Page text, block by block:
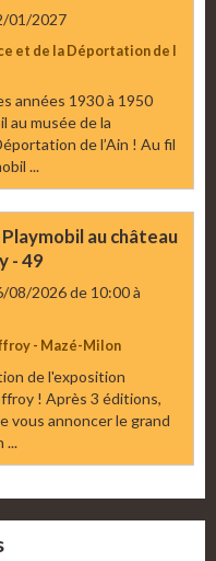
01/2027
et de la Déportation de l
années 1930 à 1950
au musée de la
de l’Ain ! Au fil
...
au château
- 49
08/2026de 10:00à
- Mazé-Milon
de l'exposition
! Après 3 éditions,
vous annoncer le grand
...